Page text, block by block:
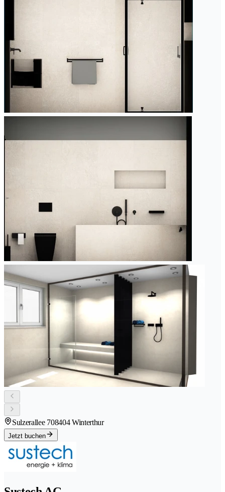
Sulzerallee 708404 Winterthur
Jetzt buchen